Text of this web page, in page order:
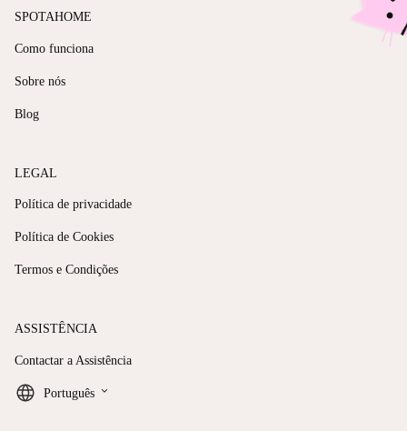
SPOTAHOME
Como funciona
Sobre nós
Blog
LEGAL
Política de privacidade
Política de Cookies
Termos e Condições
ASSISTÊNCIA
Contactar a Assistência
Português keyboard_arrow_down